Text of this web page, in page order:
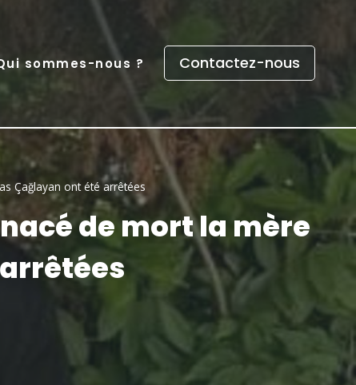
sommes-nous ? Contactez-nous
Çağlayan ont été arrêtées
de mort la mère